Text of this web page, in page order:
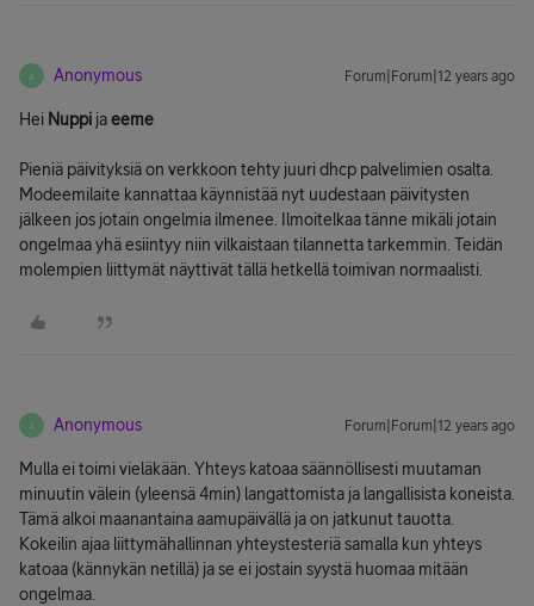
A Anonymous Forum|Forum|12 years ago
Hei Nuppi jaeeme
Pieniä päivityksiä on verkkoon tehty juuri dhcp palvelimien osalta.
Modeemilaite kannattaa käynnistää nyt uudestaan päivitysten
jälkeen jos jotain ongelmia ilmenee. Ilmoitelkaa tänne mikäli jotain
ongelmaa yhä esiintyy niin vilkaistaan tilannetta tarkemmin. Teidän
molempien liittymät näyttivät tällä hetkellä toimivan normaalisti.
A Anonymous Forum|Forum|12 years ago
Mulla ei toimi vieläkään. Yhteys katoaa säännöllisesti muutaman
minuutin välein (yleensä 4min) langattomista ja langallisista koneista.
Tämä alkoi maanantaina aamupäivällä ja on jatkunut tauotta.
Kokeilin ajaa liittymähallinnan yhteystesteriä samalla kun yhteys
katoaa (kännykän netillä) ja se ei jostain syystä huomaa mitään
ongelmaa.